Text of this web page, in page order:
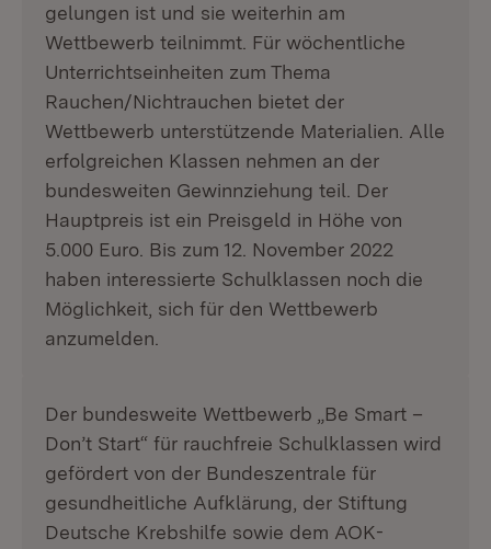
gelungen ist und sie weiterhin am
Wettbewerb teilnimmt. Für wöchentliche
Unterrichtseinheiten zum Thema
Rauchen/Nichtrauchen bietet der
Wettbewerb unterstützende Materialien. Alle
erfolgreichen Klassen nehmen an der
bundesweiten Gewinnziehung teil. Der
Hauptpreis ist ein Preisgeld in Höhe von
5.000 Euro. Bis zum 12. November 2022
haben interessierte Schulklassen noch die
Möglichkeit, sich für den Wettbewerb
anzumelden.
Der bundesweite Wettbewerb „Be Smart –
Don’t Start“ für rauchfreie Schulklassen wird
gefördert von der Bundeszentrale für
gesundheitliche Aufklärung, der Stiftung
Deutsche Krebshilfe sowie dem AOK-